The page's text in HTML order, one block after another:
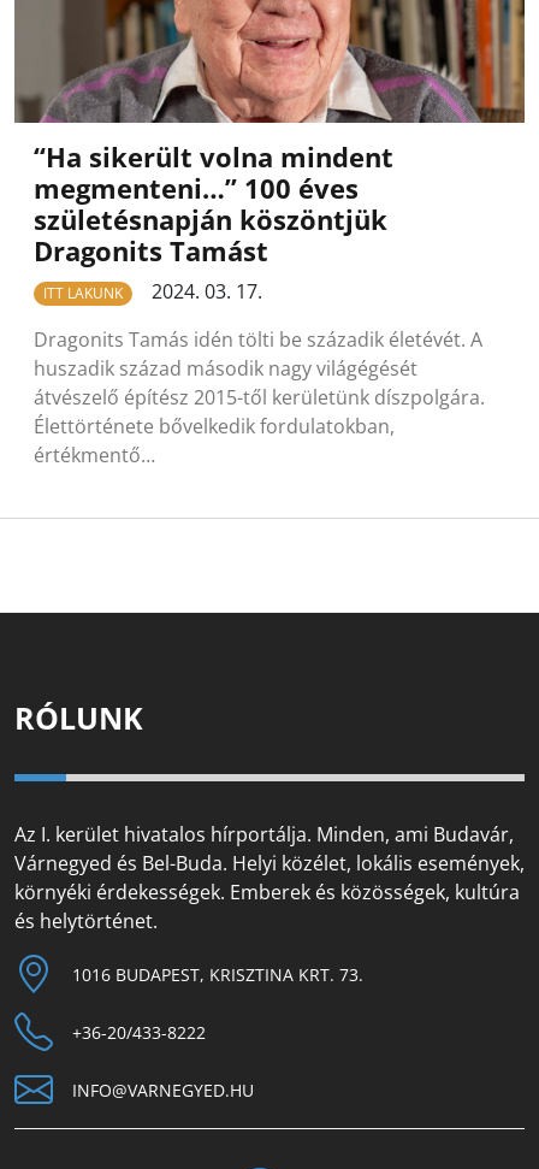
“Ha sikerült volna mindent
megmenteni…” 100 éves
születésnapján köszöntjük
Dragonits Tamást
ITT LAKUNK
2024. 03. 17.
Dragonits Tamás idén tölti be századik életévét. A
huszadik század második nagy világégését
átvészelő építész 2015-től kerületünk díszpolgára.
Élettörténete bővelkedik fordulatokban,
értékmentő…
RÓLUNK
Az I. kerület hivatalos hírportálja. Minden, ami Budavár,
Várnegyed és Bel-Buda. Helyi közélet, lokális események,
környéki érdekességek. Emberek és közösségek, kultúra
és helytörténet.
1016 BUDAPEST, KRISZTINA KRT. 73.
+36-20/433-8222
INFO@VARNEGYED.HU